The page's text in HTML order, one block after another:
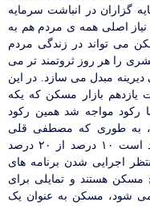
گزاران در انباشت سرمایه
اصلی همه ی مردم هم به
می تواند در زندگی مردم
را هر روز ثروتمند تر می
دیرینه مبدل می سازد. در این
یازدهم بازار مسکن که یکه
رکود مواجه شد همین رکود
بهطوری که مصطفی قلی
خسروی، رییس اتحادیه املاک کشور معتقد است ۱۰ درصد از ۲۰ درصد
اجرایی شدن برنامه های
مسکن هستند و تمایلی برای
شود، مسکن به عنوان یک